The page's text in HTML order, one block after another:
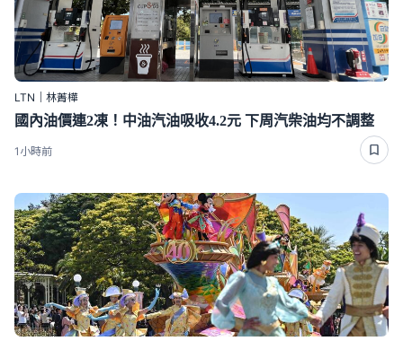
LTN｜林菁樺
國內油價連2凍！中油汽油吸收4.2元 下周汽柴油均不調整
1小時前